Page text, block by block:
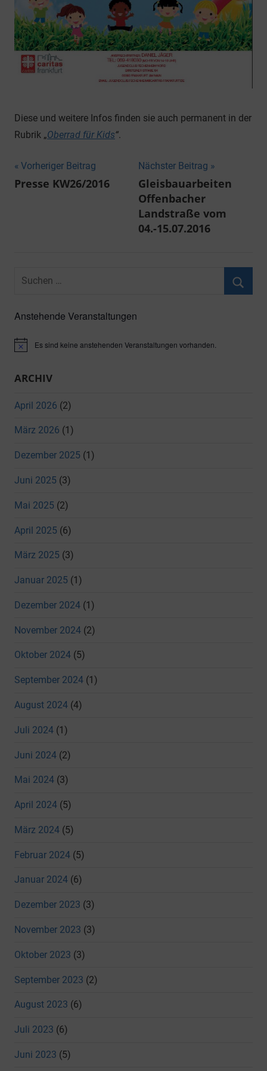
Diese und weitere Infos finden sie auch permanent in der
Rubrik „Oberrad für Kids“.
Beitragsnavigation
Vorheriger Beitrag
Presse KW26/2016
Nächster Beitrag
Gleisbauarbeiten
Offenbacher
Landstraße vom
04.-15.07.2016
Suchen
Anstehende Veranstaltungen
HinweisEs sind keine anstehenden Veranstaltungen vorhanden.
ARCHIV
April 2026 (2)
März 2026 (1)
Dezember 2025 (1)
Juni 2025 (3)
Mai 2025 (2)
April 2025 (6)
März 2025 (3)
Januar 2025 (1)
Dezember 2024 (1)
November 2024 (2)
Oktober 2024 (5)
September 2024 (1)
August 2024 (4)
Juli 2024 (1)
Juni 2024 (2)
Mai 2024 (3)
April 2024 (5)
März 2024 (5)
Februar 2024 (5)
Januar 2024 (6)
Dezember 2023 (3)
November 2023 (3)
Oktober 2023 (3)
September 2023 (2)
August 2023 (6)
Juli 2023 (6)
Juni 2023 (5)